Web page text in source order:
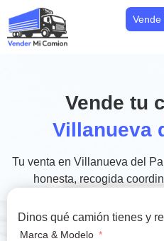
Vende
Vende tu
Villanueva
Tu venta en Villanueva del
honesta, recogida
Dinos qué camión tienes y
Marca & Modelo